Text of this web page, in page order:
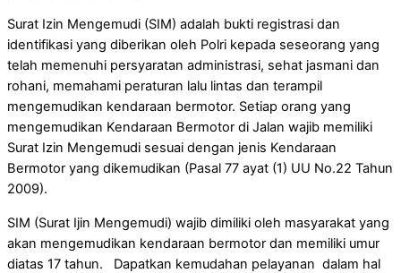
Surat Izin Mengemudi (SIM) adalah bukti registrasi dan
identifikasi yang diberikan oleh Polri kepada seseorang yang
telah memenuhi persyaratan administrasi, sehat jasmani dan
rohani, memahami peraturan lalu lintas dan terampil
mengemudikan kendaraan bermotor. Setiap orang yang
mengemudikan Kendaraan Bermotor di Jalan wajib memiliki
Surat Izin Mengemudi sesuai dengan jenis Kendaraan
Bermotor yang dikemudikan (Pasal 77 ayat (1) UU No.22 Tahun
2009).
SIM (Surat Ijin Mengemudi) wajib dimiliki oleh masyarakat yang
akan mengemudikan kendaraan bermotor dan memiliki umur
diatas 17 tahun. Dapatkan kemudahan pelayanan dalam hal